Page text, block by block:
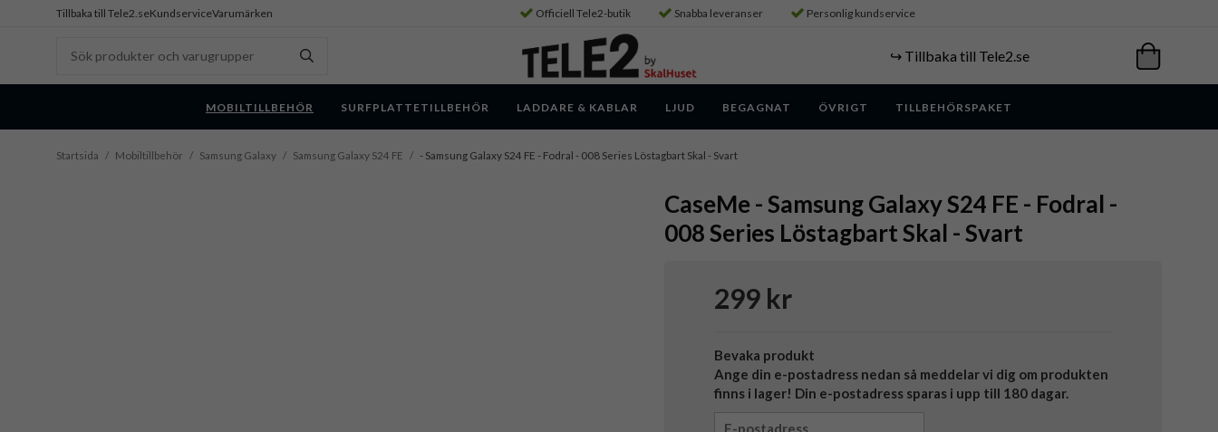
Tillbaka till Tele2.seKundserviceVarumärken Officiell Tele2-butik Snabba leveranser Personlig kundservice
↪️ Tillbaka till Tele2.se
MOBILTILLBEHÖR SURFPLATTETILLBEHÖR LADDARE & KABLAR LJUD BEGAGNAT ÖVRIGT TILLBEHÖRSPAKET
Startsida / Mobiltillbehör / Samsung Galaxy / Samsung Galaxy S24 FE / - Samsung Galaxy S24 FE - Fodral - 008 Series Löstagbart Skal - Svart
CaseMe - Samsung Galaxy S24 FE - Fodral -
008 Series Löstagbart Skal - Svart
299 kr
Bevaka produkt
Ange din e-postadress nedan så meddelar vi dig om produkten
finns i lager! Din e-postadress sparas i upp till 180 dagar.